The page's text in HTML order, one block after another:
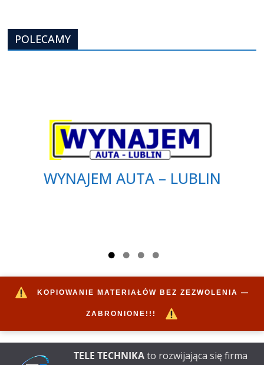
POLECAMY
WYNAJEM AUTA – LUBLIN
KOPIOWANIE MATERIAŁÓW BEZ ZEZWOLENIA —
ZABRONIONE!!!
TELE TECHNIKAto rozwijająca się firma